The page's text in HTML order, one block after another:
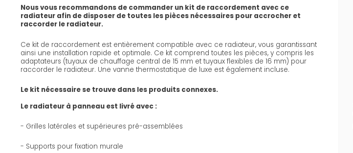
Nous vous recommandons de commander un kit de raccordement avec ce
radiateur afin de disposer de toutes les pièces nécessaires pour accrocher et
raccorder le radiateur.
Ce kit de raccordement est entièrement compatible avec ce radiateur, vous garantissant
ainsi une installation rapide et optimale. Ce kit comprend toutes les pièces, y compris les
adaptateurs (tuyaux de chauffage central de 15 mm et tuyaux flexibles de 16 mm) pour
raccorder le radiateur. Une vanne thermostatique de luxe est également incluse.
Le kit nécessaire se trouve dans les produits connexes.
Le radiateur à panneau est livré avec :
- Grilles latérales et supérieures pré-assemblées
- Supports pour fixation murale